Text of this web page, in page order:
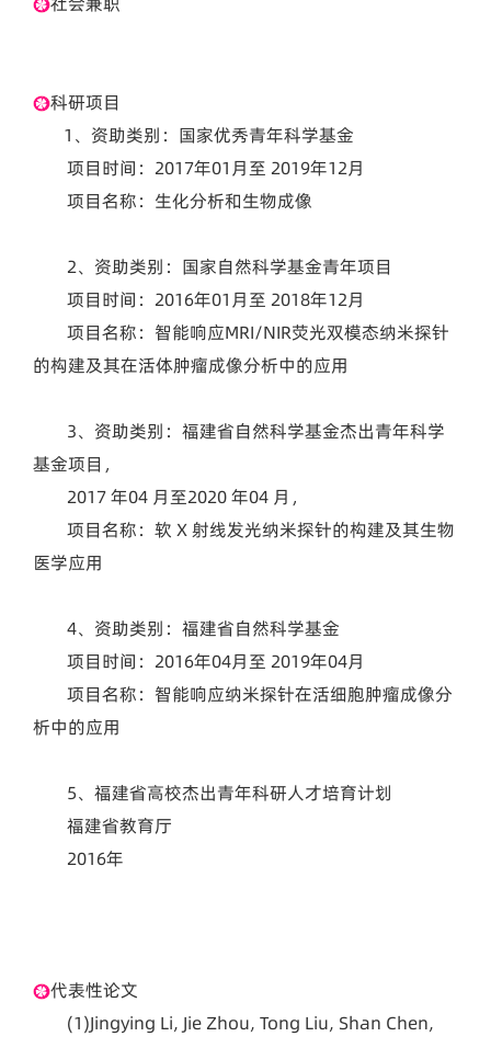
科研项目
1、资助类别：国家优秀青年科学基金
项目时间：2017年01月至 2019年12月
项目名称：生化分析和生物成像
2、资助类别：国家自然科学基金青年项目
项目时间：2016年01月至 2018年12月
项目名称：智能响应MRI/NIR荧光双模态纳米探针
的构建及其在活体肿瘤成像分析中的应用
3、资助类别：福建省自然科学基金杰出青年科学
基金项目，
2017 年04 月至2020 年04 月，
项目名称：软 X 射线发光纳米探针的构建及其生物
医学应用
4、资助类别：福建省自然科学基金
项目时间：2016年04月至 2019年04月
项目名称：智能响应纳米探针在活细胞肿瘤成像分
析中的应用
5、福建省高校杰出青年科研人才培育计划
福建省教育厅
2016年
代表性论文
(1)Jingying Li, Jie Zhou, Tong Liu, Shan Chen,